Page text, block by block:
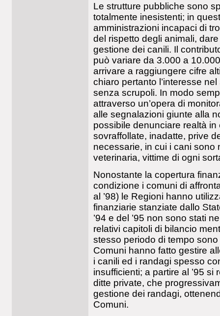
Le strutture pubbliche sono
totalmente inesistenti; in
amministrazioni incapaci di
del rispetto degli animali,
gestione dei canili. Il
può variare da 3.000 a
arrivare a raggiungere cifre
chiaro pertanto l’interesse
senza scrupoli. In modo
attraverso un’opera di
alle segnalazioni giunte alla
possibile denunciare realtà
sovraffollate, inadatte, prive
necessarie, in cui i cani sono
veterinaria, vittime di ogni
Nonostante la copertura
condizione i comuni di
al ’98) le Regioni hanno
finanziarie stanziate dallo
’94 e del ’95 non sono stati
relativi capitoli di bilancio
stesso periodo di tempo
Comuni hanno fatto gestire
i canili ed i randagi spesso
insufficienti; a partire al ’95
ditte private, che
gestione dei randagi,
Comuni.